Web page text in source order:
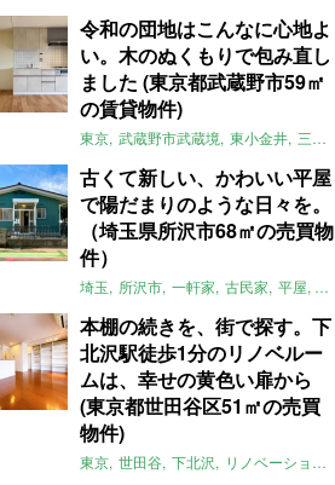
令和の団地はこんなに心地よ
い。木のぬくもりで包み直し
ました (東京都武蔵野市59㎡
の賃貸物件)
東京 武蔵野市武蔵境 東小金井 三鷹
古くて新しい、かわいい平屋
で陽だまりのような日々を。
（埼玉県所沢市68㎡の売買物
件）
埼玉 所沢市 一軒家 古民家 平屋 庭
本棚の続きを、街で探す。下
北沢駅徒歩1分のリノベルー
ムは、幸せの黄色い扉から
(東京都世田谷区51㎡の売買
物件)
東京 世田谷 下北沢 リノベーション